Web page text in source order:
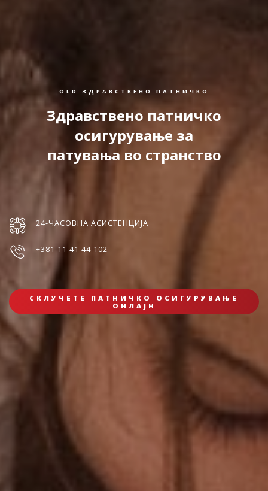
OLD ЗДРАВСТВЕНО ПАТНИЧКО
Здравствено патничко
осигурување за
патувања во странство
24-ЧАСОВНА АСИСТЕНЦИЈА
+381 11 41 44 102
СКЛУЧЕТЕ ПАТНИЧКО ОСИГУРУВАЊЕ
ОНЛАЈН